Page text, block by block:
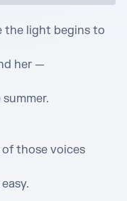
the light begins to
her —
those voices